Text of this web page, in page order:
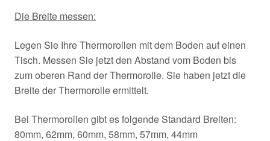
Die Breite messen:
Legen Sie Ihre Thermorollen mit dem Boden auf einen
Tisch. Messen Sie jetzt den Abstand vom Boden bis
zum oberen Rand der Thermorolle. Sie haben jetzt die
Breite der Thermorolle ermittelt.
Bei Thermorollen gibt es folgende Standard Breiten:
80mm, 62mm, 60mm, 58mm, 57mm, 44mm